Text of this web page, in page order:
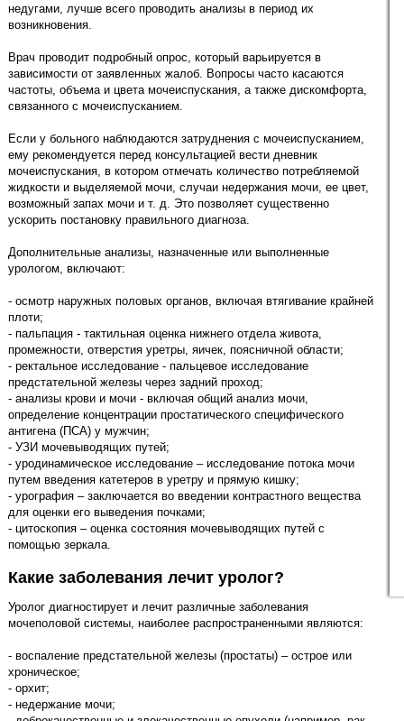
недугами, лучше всего проводить анализы в период их
возникновения.
Врач проводит подробный опрос, который варьируется в
зависимости от заявленных жалоб. Вопросы часто касаются
частоты, объема и цвета мочеиспускания, а также дискомфорта,
связанного с мочеиспусканием.
Если у больного наблюдаются затруднения с мочеиспусканием,
ему рекомендуется перед консультацией вести дневник
мочеиспускания, в котором отмечать количество потребляемой
жидкости и выделяемой мочи, случаи недержания мочи, ее цвет,
возможный запах мочи и т. д. Это позволяет существенно
ускорить постановку правильного диагноза.
Дополнительные анализы, назначенные или выполненные
урологом, включают:
- осмотр наружных половых органов, включая втягивание крайней
плоти;
- пальпация - тактильная оценка нижнего отдела живота,
промежности, отверстия уретры, яичек, поясничной области;
- ректальное исследование - пальцевое исследование
предстательной железы через задний проход;
- анализы крови и мочи - включая общий анализ мочи,
определение концентрации простатического специфического
антигена (ПСА) у мужчин;
- УЗИ мочевыводящих путей;
- уродинамическое исследование – исследование потока мочи
путем введения катетеров в уретру и прямую кишку;
- урография – заключается во введении контрастного вещества
для оценки его выведения почками;
- цитоскопия – оценка состояния мочевыводящих путей с
помощью зеркала.
Какие заболевания лечит уролог?
Уролог диагностирует и лечит различные заболевания
мочеполовой системы, наиболее распространенными являются:
- воспаление предстательной железы (простаты) – острое или
хроническое;
- орхит;
- недержание мочи;